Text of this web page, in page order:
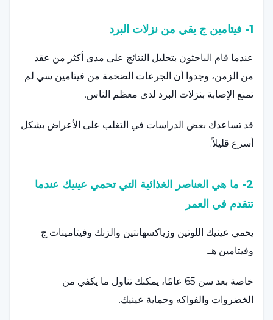
1- فيتامين ج يقي من نزلات البرد
عندما قام الباحثون بتحليل النتائج على مدى أكثر من عقد
من الزمن، وجدوا أن الجرعات الضخمة من فيتامين سي لم
تمنع الإصابة بنزلات البرد لدى معظم الناس.
قد تساعدك بعض الدراسات في التغلب على الأعراض بشكل
أسرع قليلاً.
2- ما هي العناصر الغذائية التي تحمي عينيك عندما
تتقدم في العمر
يحمي عينيك اللوتين وزياكسهانتين والزنك وفيتامينات ج
وفيتامين هـ.
خاصة بعد سن 65 عامًا، يمكنك تناول ما يكفي من
الخضروات والفواكه وحماية عينيك.